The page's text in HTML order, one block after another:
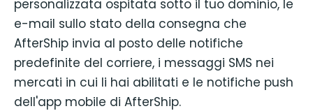
personalizzata ospitata sotto il tuo dominio, le
e-mail sullo stato della consegna che
AfterShip invia al posto delle notifiche
predefinite del corriere, i messaggi SMS nei
mercati in cui li hai abilitati e le notifiche push
dell'app mobile di AfterShip.